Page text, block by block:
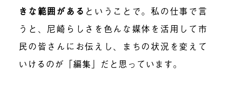
きな範囲がある ということで。私の仕事で言
うと、尼崎らしさを色んな媒体を活用して市
民の皆さんにお伝えし、まちの状況を変えて
いけるのが「編集」だと思っています。